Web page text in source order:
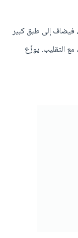
فيضاف إلى طبق كبير
التقليب. يوزَّع